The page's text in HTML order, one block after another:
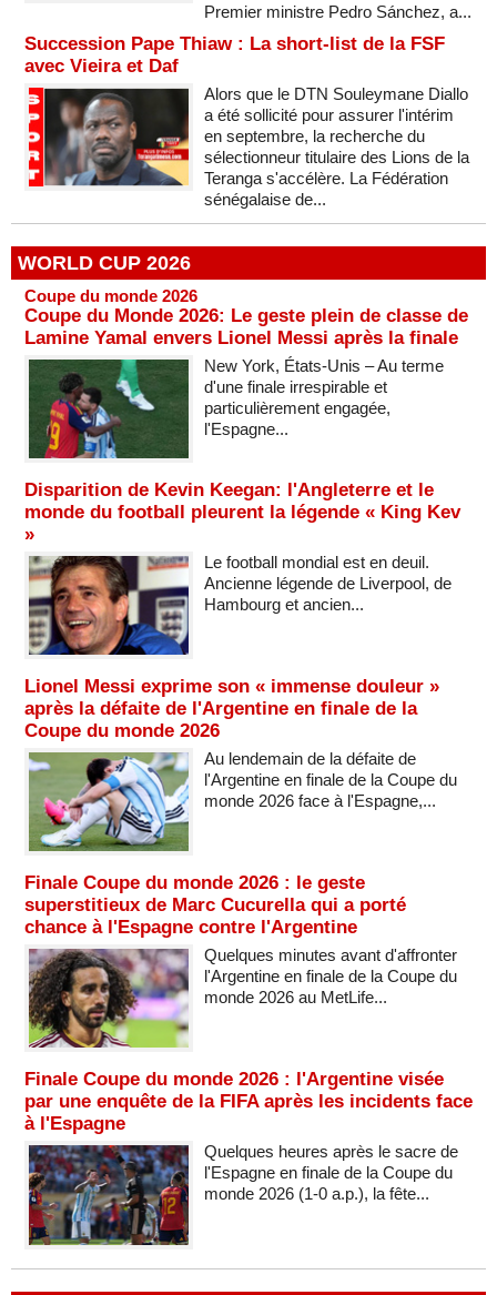
Premier ministre Pedro Sánchez, a...
Succession Pape Thiaw : La short-list de la FSF
avec Vieira et Daf
Alors que le DTN Souleymane Diallo
a été sollicité pour assurer l'intérim
en septembre, la recherche du
sélectionneur titulaire des Lions de la
Teranga s'accélère. La Fédération
sénégalaise de...
WORLD CUP 2026
Coupe du monde 2026
Coupe du Monde 2026: Le geste plein de classe de
Lamine Yamal envers Lionel Messi après la finale
New York, États-Unis – Au terme
d'une finale irrespirable et
particulièrement engagée,
l'Espagne...
Disparition de Kevin Keegan: l'Angleterre et le
monde du football pleurent la légende « King Kev
»
Le football mondial est en deuil.
Ancienne légende de Liverpool, de
Hambourg et ancien...
Lionel Messi exprime son « immense douleur »
après la défaite de l'Argentine en finale de la
Coupe du monde 2026
Au lendemain de la défaite de
l'Argentine en finale de la Coupe du
monde 2026 face à l'Espagne,...
Finale Coupe du monde 2026 : le geste
superstitieux de Marc Cucurella qui a porté
chance à l'Espagne contre l'Argentine
Quelques minutes avant d'affronter
l'Argentine en finale de la Coupe du
monde 2026 au MetLife...
Finale Coupe du monde 2026 : l'Argentine visée
par une enquête de la FIFA après les incidents face
à l'Espagne
Quelques heures après le sacre de
l'Espagne en finale de la Coupe du
monde 2026 (1-0 a.p.), la fête...